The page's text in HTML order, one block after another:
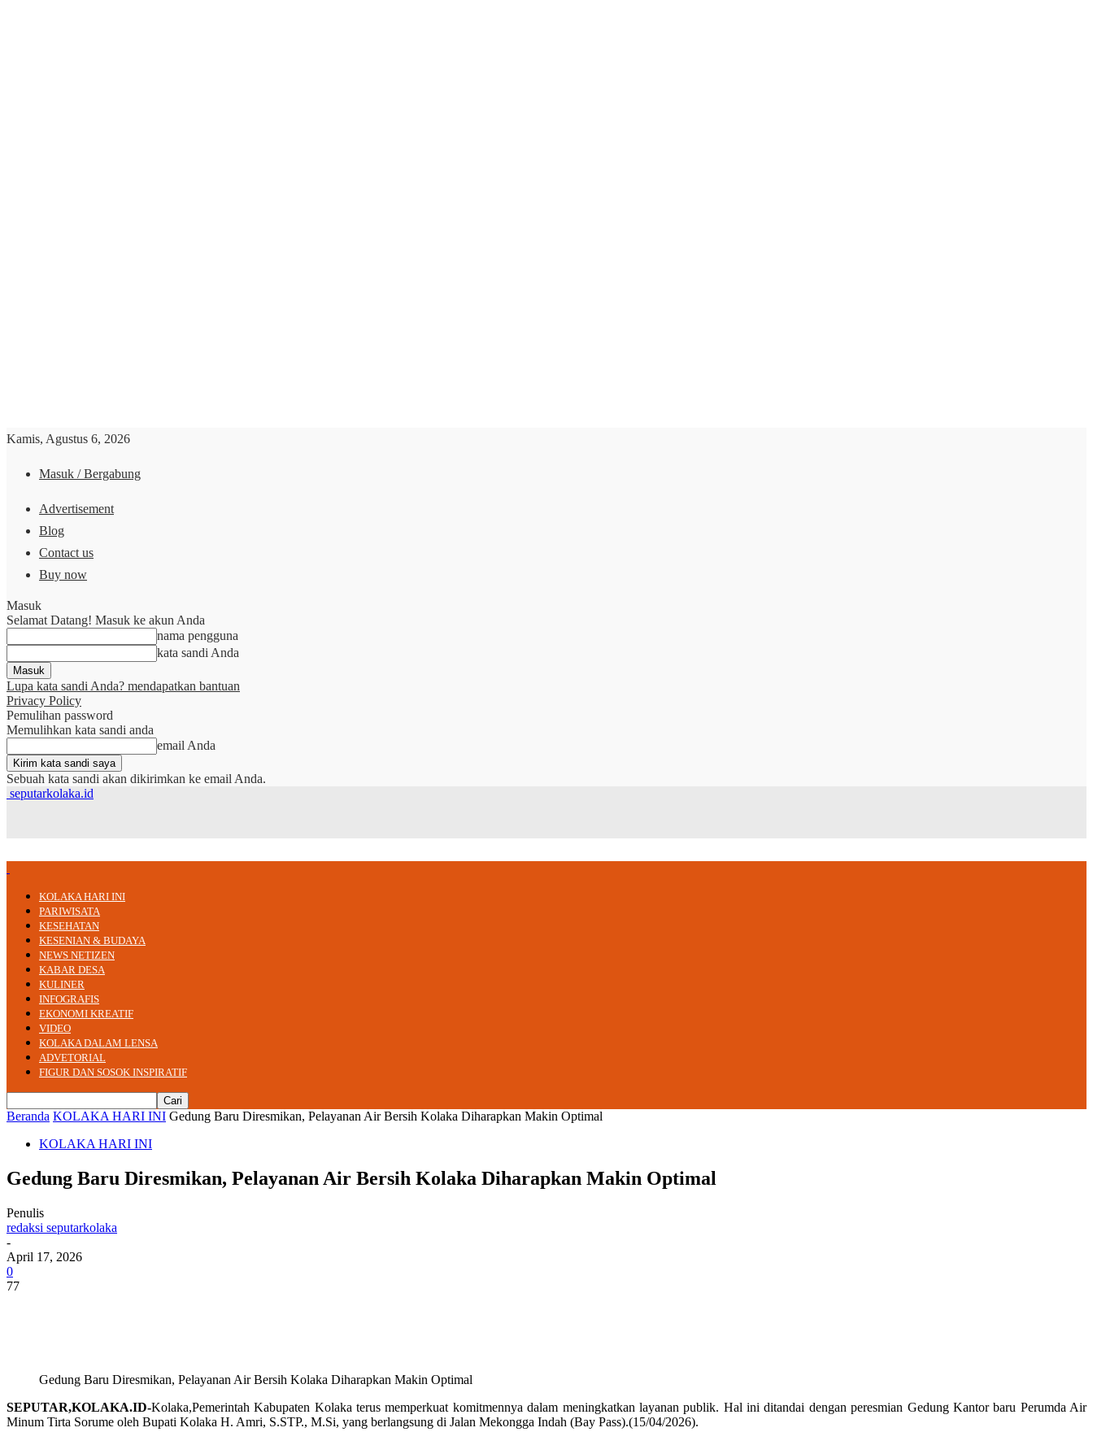
Kamis, Agustus 6, 2026
Masuk / Bergabung
Advertisement
Blog
Contact us
Buy now
Masuk
Selamat Datang! Masuk ke akun Anda
nama pengguna
kata sandi Anda
Lupa kata sandi Anda? mendapatkan bantuan
Privacy Policy
Pemulihan password
Memulihkan kata sandi anda
email Anda
Sebuah kata sandi akan dikirimkan ke email Anda.
seputarkolaka.id
KOLAKA HARI INI
PARIWISATA
KESEHATAN
KESENIAN & BUDAYA
NEWS NETIZEN
KABAR DESA
KULINER
INFOGRAFIS
EKONOMI KREATIF
VIDEO
KOLAKA DALAM LENSA
ADVETORIAL
FIGUR DAN SOSOK INSPIRATIF
Beranda KOLAKA HARI INI Gedung Baru Diresmikan, Pelayanan Air Bersih Kolaka Diharapkan Makin Optimal
KOLAKA HARI INI
Gedung Baru Diresmikan, Pelayanan Air Bersih Kolaka Diharapkan Makin Optimal
Penulis
redaksi seputarkolaka
-
April 17, 2026
0
77
Gedung Baru Diresmikan, Pelayanan Air Bersih Kolaka Diharapkan Makin Optimal
SEPUTAR,KOLAKA.ID-Kolaka,Pemerintah Kabupaten Kolaka terus memperkuat komitmennya dalam meningkatkan layanan publik. Hal ini ditandai dengan peresmian Gedung Kantor baru Perumda Air
Minum Tirta Sorume oleh Bupati Kolaka H. Amri, S.STP., M.Si, yang berlangsung di Jalan Mekongga Indah (Bay Pass).(15/04/2026).